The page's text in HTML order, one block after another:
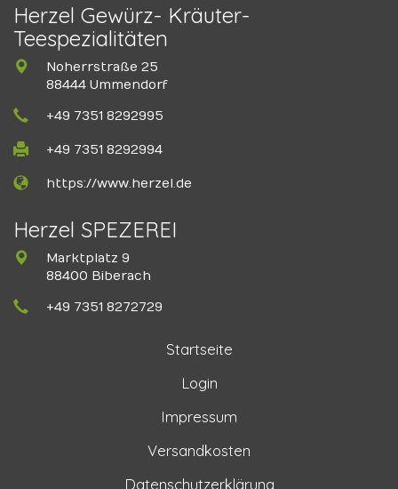
Herzel Gewürz- Kräuter-
Teespezialitäten
Noherrstraße 25
88444 Ummendorf
+49 7351 8292995
+49 7351 8292994
https://www.herzel.de
Herzel SPEZEREI
Marktplatz 9
88400 Biberach
+49 7351 8272729
Startseite
Login
Impressum
Versandkosten
Datenschutzerklärung